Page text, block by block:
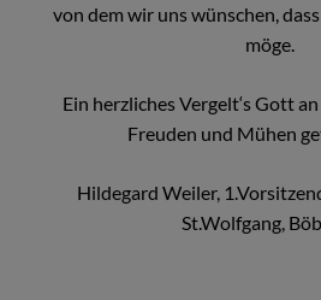
von dem wir uns wünschen,
möge.
Ein herzliches Vergelt‘s Gott
Freuden und Mühen
Hildegard Weiler,
St.Wolfgang,